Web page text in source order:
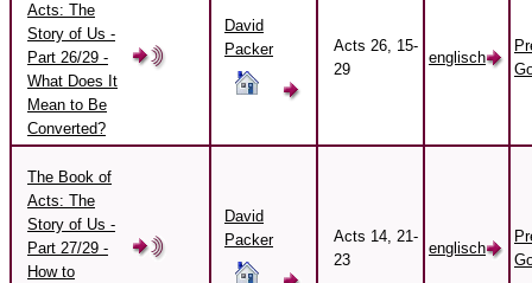
Acts: The
Story of Us -
Part 26/29 -
What Does It
Mean to Be
Converted?
David
Packer
Acts 26, 15-
29
englisch
The Book of
Acts: The
Story of Us -
Part 27/29 -
How to
David
Packer
Acts 14, 21-
23
englisch